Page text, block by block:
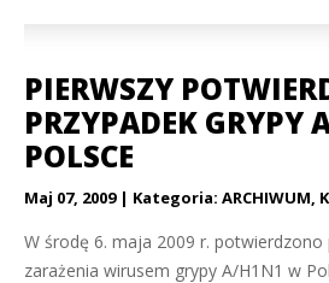
PIERWSZY
PRZYPADEK GRYPY
POLSCE
Maj 07, 2009 Kategoria: ARCHIWUM,
W środę 6. maja 2009 r. potwierdzono
zarażenia wirusem grypy A/H1N1 w